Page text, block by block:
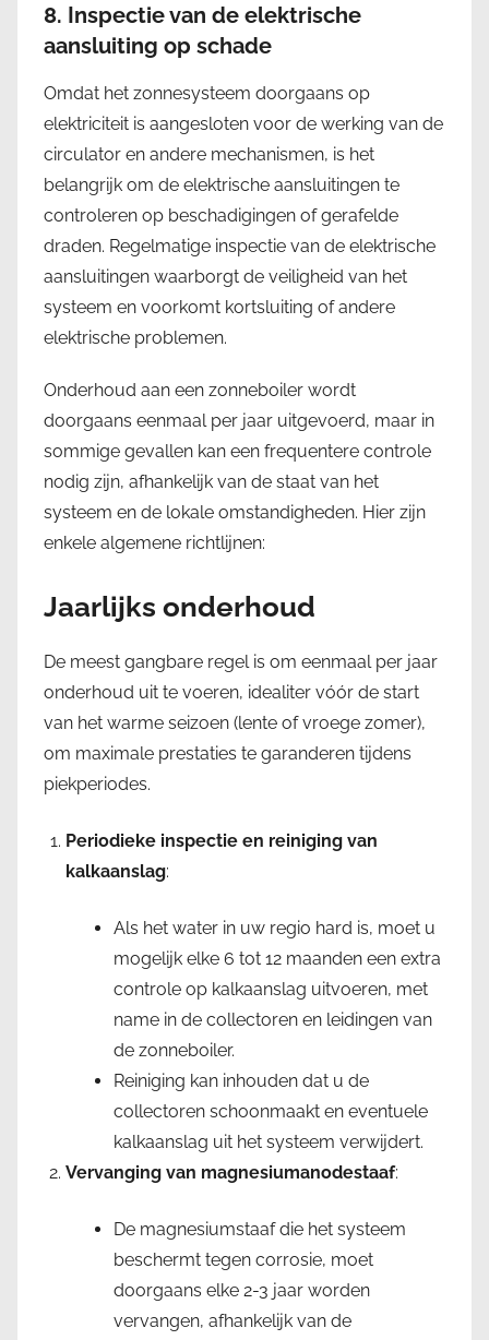
8. Inspectie van de elektrische
aansluiting op schade
Omdat het zonnesysteem doorgaans op
elektriciteit is aangesloten voor de werking van de
circulator en andere mechanismen, is het
belangrijk om de elektrische aansluitingen te
controleren op beschadigingen of gerafelde
draden. Regelmatige inspectie van de elektrische
aansluitingen waarborgt de veiligheid van het
systeem en voorkomt kortsluiting of andere
elektrische problemen.
Onderhoud aan een zonneboiler wordt
doorgaans eenmaal per jaar uitgevoerd, maar in
sommige gevallen kan een frequentere controle
nodig zijn, afhankelijk van de staat van het
systeem en de lokale omstandigheden. Hier zijn
enkele algemene richtlijnen:
Jaarlijks onderhoud
De meest gangbare regel is om eenmaal per jaar
onderhoud uit te voeren, idealiter vóór de start
van het warme seizoen (lente of vroege zomer),
om maximale prestaties te garanderen tijdens
piekperiodes.
Periodieke inspectie en reiniging van
kalkaanslag:
Als het water in uw regio hard is, moet u
mogelijk elke 6 tot 12 maanden een extra
controle op kalkaanslag uitvoeren, met
name in de collectoren en leidingen van
de zonneboiler.
Reiniging kan inhouden dat u de
collectoren schoonmaakt en eventuele
kalkaanslag uit het systeem verwijdert.
Vervanging van magnesiumanodestaaf:
De magnesiumstaaf die het systeem
beschermt tegen corrosie, moet
doorgaans elke 2-3 jaar worden
vervangen, afhankelijk van de